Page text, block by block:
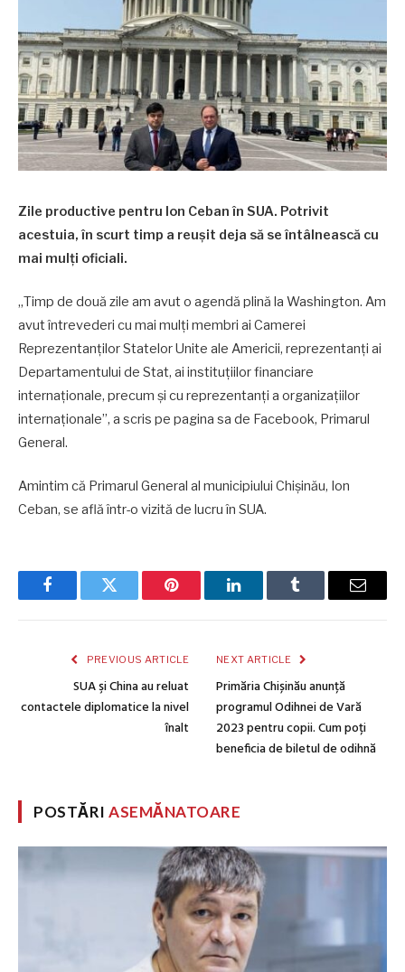
Zile productive pentru Ion Ceban în SUA. Potrivit
acestuia, în scurt timp a reușit deja să se întâlnească cu
mai mulți oficiali.
„Timp de două zile am avut o agendă plină la Washington. Am
avut întrevederi cu mai mulți membri ai Camerei
Reprezentanților Statelor Unite ale Americii, reprezentanți ai
Departamentului de Stat, ai instituțiilor financiare
internaționale, precum și cu reprezentanți a organizațiilor
internaționale”, a scris pe pagina sa de Facebook, Primarul
General.
Amintim că Primarul General al municipiului Chișinău, Ion
Ceban, se află într-o vizită de lucru în SUA.
FacebookTwitter Pinterest LinkedInTumblr Email
PREVIOUS ARTICLE
SUA şi China au reluat
contactele diplomatice la nivel
înalt
NEXT ARTICLE
Primăria Chișinău anunță
programul Odihnei de Vară
2023 pentru copii. Cum poți
beneficia de biletul de odihnă
POSTĂRIASEMĂNATOARE